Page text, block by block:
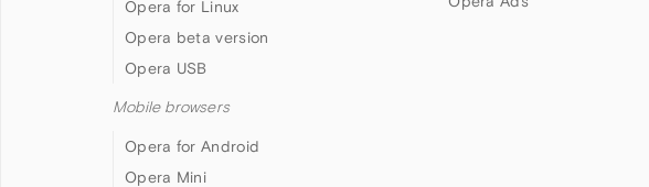
Opera for Linux
Opera beta version
Opera USB
Mobile browsers
Opera for Android
Opera Mini